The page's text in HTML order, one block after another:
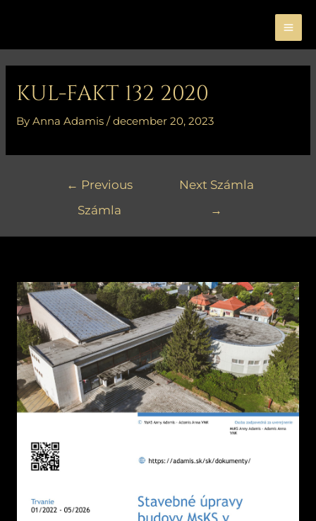
content
KUL-FAKT 132 2020
ByAnna Adamis/december 20, 2023
← Previous
Számla
Next Számla
→